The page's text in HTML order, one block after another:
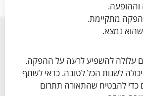
וההופעה.
מתקיימת.
שהוא נמצא.
עלולה להשפיע לרעה על ההפקה.
לשנות הכל לטובה. כדאי לשתף
כדי להבטיח שהתאורה תתרום